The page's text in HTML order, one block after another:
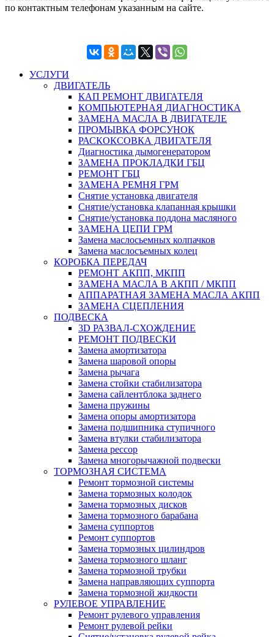
по контактным телефонам указанным на сайте.
УСЛУГИ
ДВИГАТЕЛЬ
КАП РЕМОНТ ДВИГАТЕЛЯ
КОМПЬЮТЕРНАЯ ДИАГНОСТИКА
ЗАМЕНА МАСЛА В ДВИГАТЕЛЕ
ПРОМЫВКА ФОРСУНОК
РАСКОКСОВКА ДВИГАТЕЛЯ
Диагностика дымогенератором
ЗАМЕНА ПРОКЛАДКИ ГБЦ
РЕМОНТ ГБЦ
ЗАМЕНА РЕМНЯ ГРМ
Снятие установка двигателя
Cнятие/установка клапанная крышки
Cнятие/установка поддона масляного
ЗАМЕНА ЦЕПИ ГРМ
Замена маслосьемных колпачков
Замена маслосъемных колец
КОРОБКА ПЕРЕДАЧ
РЕМОНТ АКПП, МКПП
ЗАМЕНА МАСЛА В АКПП / МКПП
АППАРАТНАЯ ЗАМЕНА МАСЛА АКПП
ЗАМЕНА СЦЕПЛЕНИЯ
ПОДВЕСКА
3D РАЗВАЛ-СХОЖДЕНИЕ
РЕМОНТ ПОДВЕСКИ
Замена амортизатора
Замена шаровой опоры
Замена рычага
Замена стойки стабилизатора
Замена сайлентблока заднего
Замена пружины
Замена опоры амортизатора
Замена подшипника ступичного
Замена втулки стабилизатора
Замена рессор
Замена многорычажной подвески
ТОРМОЗНАЯ СИСТЕМА
Ремонт тормозной системы
Замена тормозных колодок
Замена тормозных дисков
Замена тормозного барабана
Замена суппортов
Ремонт суппортов
Замена тормозных цилиндров
Замена тормозного шланг
Замена тормозной трубки
Замена направляющих суппорта
Замена тормозной жидкости
РУЛЕВОЕ УПРАВЛЕНИЕ
Ремонт рулевого управления
Ремонт рулевой рейки